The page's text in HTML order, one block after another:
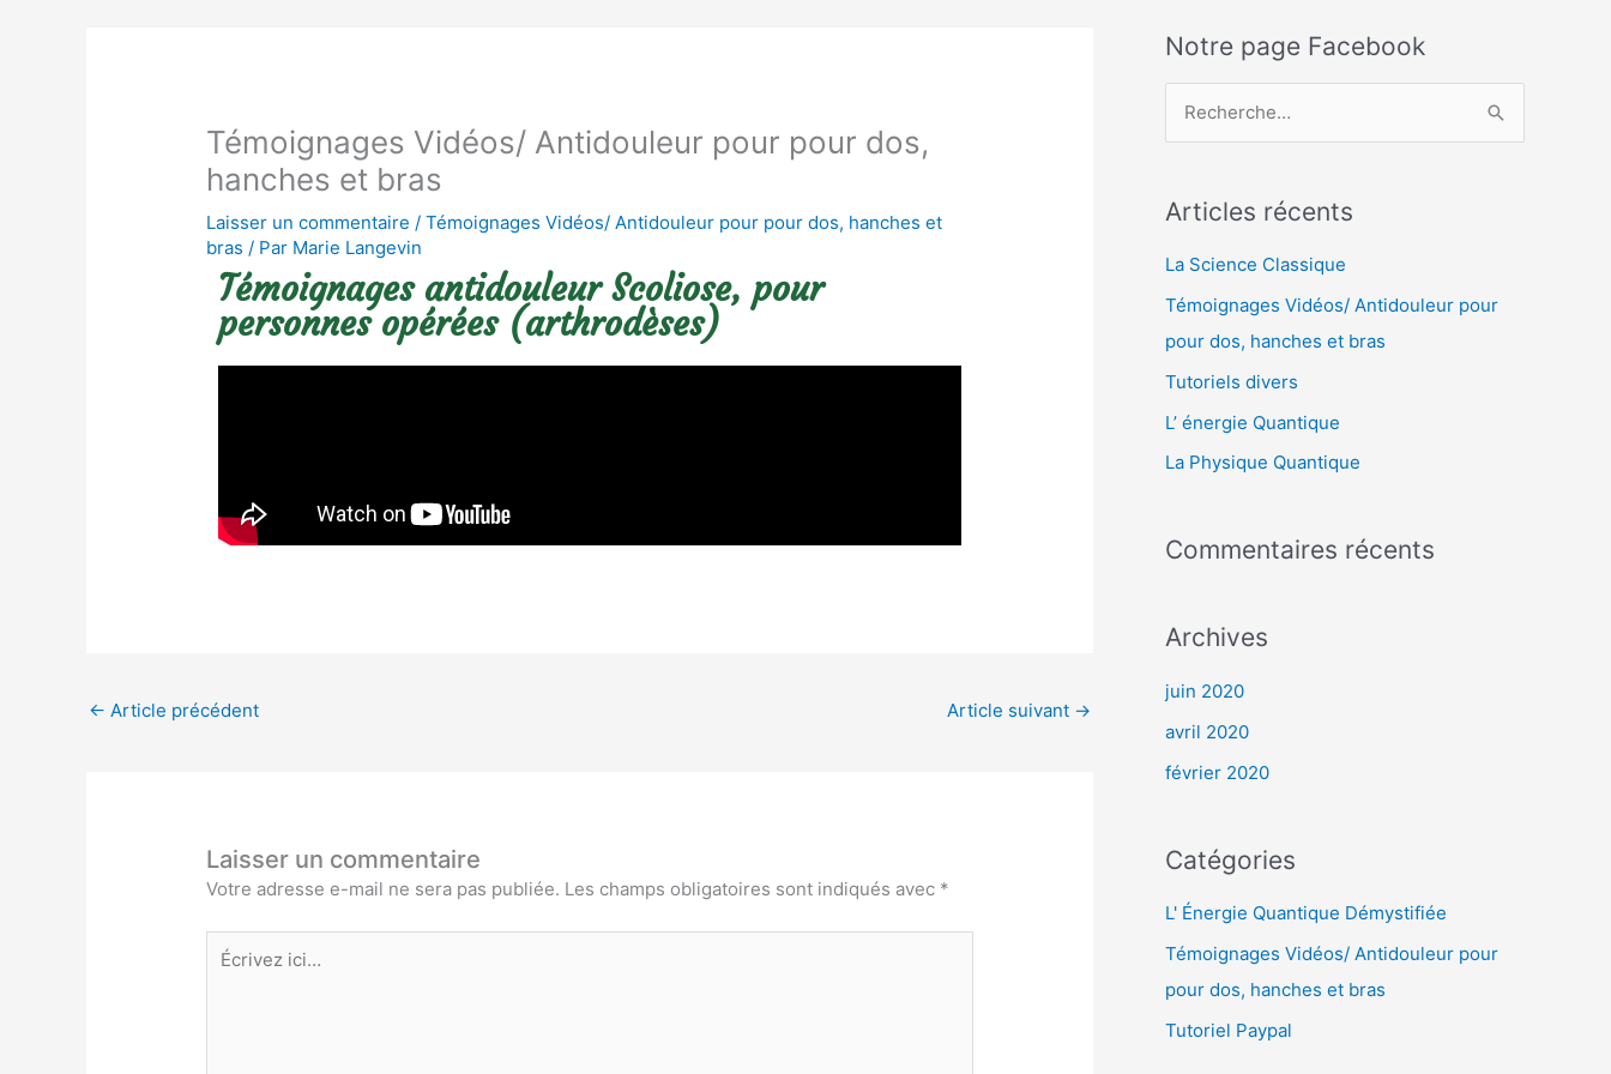
Témoignages Vidéos/ Antidouleur pour pour dos,
hanches et bras
Laisser un commentaire /Témoignages Vidéos/ Antidouleur pour pour dos, hanches et
bras / Par Marie Langevin
Témoignages antidouleur Scoliose, pour
personnes opérées (arthrodèses)
← Article précédent Article suivant →
Laisser un commentaire
Votre adresse e-mail ne sera pas publiée. Les champs obligatoires sont indiqués avec *
Écrivez
ici…
Notre page Facebook
h
e
r
c
Articles récents
La Science Classique
Témoignages Vidéos/ Antidouleur pour
pour dos, hanches et bras
Tutoriels divers
L’ énergie Quantique
La Physique Quantique
Commentaires récents
Archives
juin 2020
avril 2020
février 2020
Catégories
L' Énergie Quantique Démystifiée
Témoignages Vidéos/ Antidouleur pour
pour dos, hanches et bras
Tutoriel Paypal